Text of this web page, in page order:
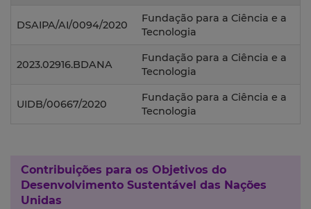
DSAIPA/AI/0094/2020
Fundação para a Ciência e a
Tecnologia
2023.02916.BDANA
Fundação para a Ciência e a
Tecnologia
UIDB/00667/2020
Fundação para a Ciência e a
Tecnologia
Contribuições para os Objetivos do
Desenvolvimento Sustentável das Nações
Unidas